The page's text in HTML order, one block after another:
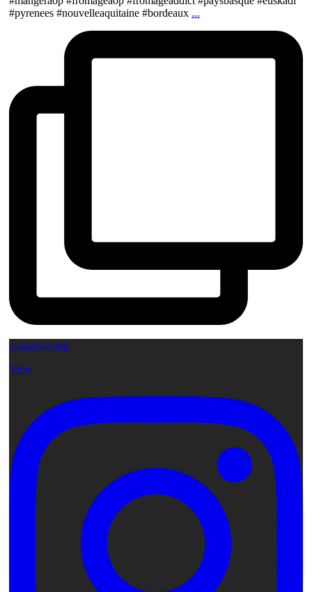
#pyrenees #nouvelleaquitaine #bordeaux ...
ossauiratyaop
View